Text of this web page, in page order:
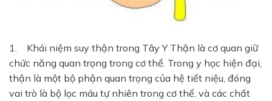
1. Khái niệm suy thận trong Tây Y Thận là cơ quan giữ
chức năng quan trọng trong cơ thể. Trong y học hiện đại,
thận là một bộ phận quan trọng của hệ tiết niệu, đóng
vai trò là bộ lọc máu tự nhiên trong cơ thể, và các chất